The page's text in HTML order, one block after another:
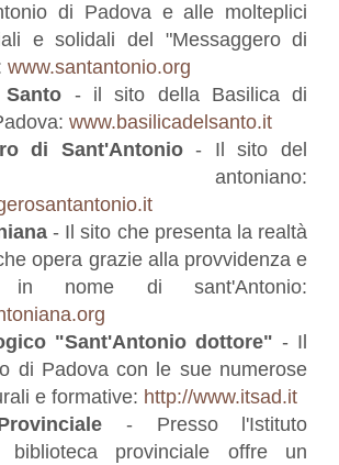
di Padova e alle molteplici
e solidali del "Messaggero di
www.santantonio.org
- il sito della Basilica di
www.basilicadelsanto.it
di Sant'Antonio- Il sito del
antoniano:
- Il sito che presenta la realtà
opera grazie alla provvidenza e
in nome di sant'Antonio:
"Sant'Antonio dottore" - Il
di Padova con le sue numerose
e formative: http://www.itsad.it
- Presso l'Istituto
biblioteca provinciale offre un